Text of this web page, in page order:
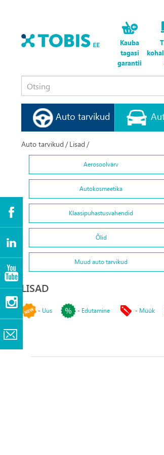
Kauba
tagasi
garantii
Auto tarvikud
Auto tarvikud / Lisad /
Aerosoolvärv
Autokosmeetika
Klaasipuhastusvahendid
Õlid
Muud auto tarvikud
LISAD
- Uus - Edutamine - Müük